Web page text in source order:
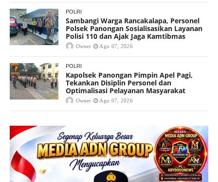
POLRI
Sambangi Warga Rancakalapa, Personel
Polsek Panongan Sosialisasikan Layanan
Polisi 110 dan Ajak Jaga Kamtibmas
Owner Agu 07, 2026
POLRI
Kapolsek Panongan Pimpin Apel Pagi,
Tekankan Disiplin Personel dan
Optimalisasi Pelayanan Masyarakat
Owner Agu 07, 2026